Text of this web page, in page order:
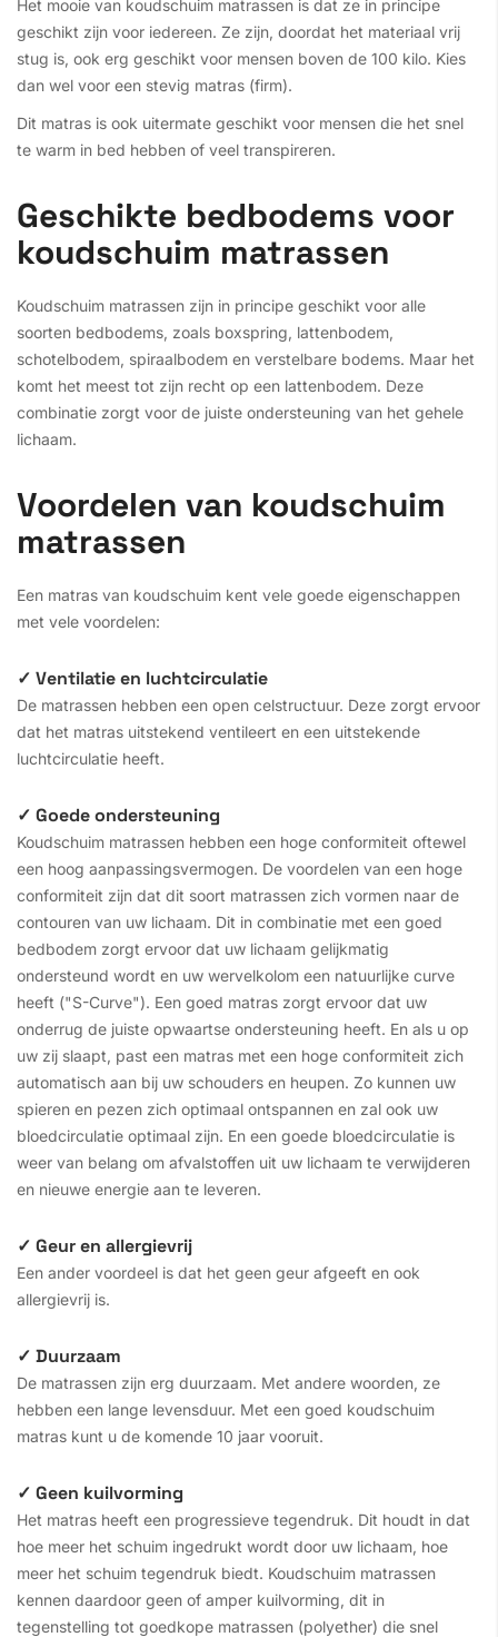
Het mooie van koudschuim matrassen is dat ze in principe
geschikt zijn voor iedereen. Ze zijn, doordat het materiaal vrij
stug is, ook erg geschikt voor mensen boven de 100 kilo. Kies
dan wel voor een stevig matras (firm).
Dit matras is ook uitermate geschikt voor mensen die het snel
te warm in bed hebben of veel transpireren.
Geschikte bedbodems voor
koudschuim matrassen
Koudschuim matrassen zijn in principe geschikt voor alle
soorten bedbodems, zoals boxspring, lattenbodem,
schotelbodem, spiraalbodem en verstelbare bodems. Maar het
komt het meest tot zijn recht op een lattenbodem. Deze
combinatie zorgt voor de juiste ondersteuning van het gehele
lichaam.
Voordelen van koudschuim
matrassen
Een matras van koudschuim kent vele goede eigenschappen
met vele voordelen:
✓ Ventilatie en luchtcirculatie
De matrassen hebben een open celstructuur. Deze zorgt ervoor
dat het matras uitstekend ventileert en een uitstekende
luchtcirculatie heeft.
✓ Goede ondersteuning
Koudschuim matrassen hebben een hoge conformiteit oftewel
een hoog aanpassingsvermogen. De voordelen van een hoge
conformiteit zijn dat dit soort matrassen zich vormen naar de
contouren van uw lichaam. Dit in combinatie met een goed
bedbodem zorgt ervoor dat uw lichaam gelijkmatig
ondersteund wordt en uw wervelkolom een natuurlijke curve
heeft ("S-Curve"). Een goed matras zorgt ervoor dat uw
onderrug de juiste opwaartse ondersteuning heeft. En als u op
uw zij slaapt, past een matras met een hoge conformiteit zich
automatisch aan bij uw schouders en heupen. Zo kunnen uw
spieren en pezen zich optimaal ontspannen en zal ook uw
bloedcirculatie optimaal zijn. En een goede bloedcirculatie is
weer van belang om afvalstoffen uit uw lichaam te verwijderen
en nieuwe energie aan te leveren.
✓ Geur en allergievrij
Een ander voordeel is dat het geen geur afgeeft en ook
allergievrij is.
✓ Duurzaam
De matrassen zijn erg duurzaam. Met andere woorden, ze
hebben een lange levensduur. Met een goed koudschuim
matras kunt u de komende 10 jaar vooruit.
✓ Geen kuilvorming
Het matras heeft een progressieve tegendruk. Dit houdt in dat
hoe meer het schuim ingedrukt wordt door uw lichaam, hoe
meer het schuim tegendruk biedt. Koudschuim matrassen
kennen daardoor geen of amper kuilvorming, dit in
tegenstelling tot goedkope matrassen (polyether) die snel